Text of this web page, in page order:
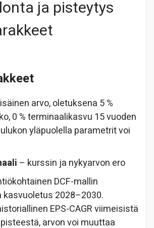
ja pisteytys
arvo, oletuksena 5 %
0 % terminaalikasvu 15 vuoden
yläpuolella parametrit voi
– kurssin ja nykyarvon ero
DCF-mallin
kasvuoletus 2028–2030.
EPS-CAGR viimeisistä
arvon voi muuttaa